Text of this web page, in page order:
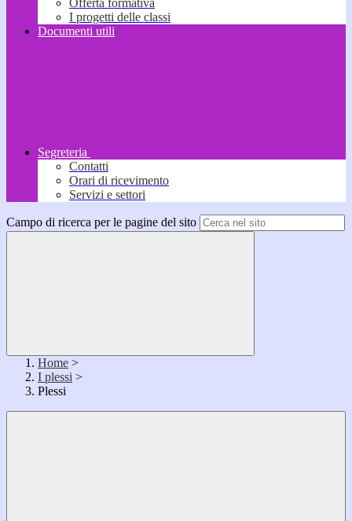
Offerta formativa
I progetti delle classi
Documenti utili
Segreteria
Contatti
Orari di ricevimento
Servizi e settori
Campo di ricerca per le pagine del sito
Home >
I plessi >
Plessi